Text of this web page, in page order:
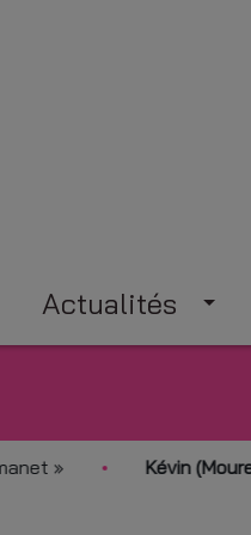
Actualités
Kévin (Mourenx)-